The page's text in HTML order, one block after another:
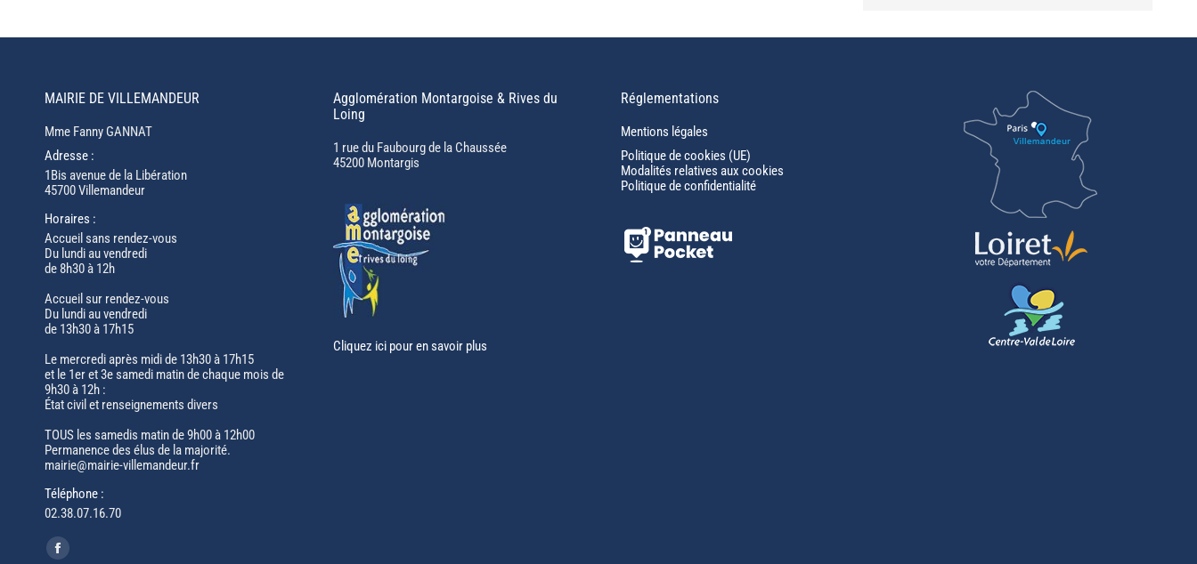
MAIRIE DE VILLEMANDEUR
Mme Fanny GANNAT
Adresse :
1Bis avenue de la Libération
45700 Villemandeur
Horaires :
Accueil sans rendez-vous
Du lundi au vendredi
de 8h30 à 12h
Accueil sur rendez-vous
Du lundi au vendredi
de 13h30 à 17h15
Le mercredi après midi de 13h30 à 17h15
et le 1er et 3e samedi matin de chaque mois de
9h30 à 12h :
État civil et renseignements divers
TOUS les samedis matin de 9h00 à 12h00
Permanence des élus de la majorité.
mairie@mairie-villemandeur.fr
Téléphone :
02.38.07.16.70
Trouvez nous sur :
Facebook
Agglomération Montargoise & Rives du
Loing
1 rue du Faubourg de la Chaussée
45200 Montargis
Cliquez ici pour en savoir plus
Réglementations
Mentions légales
Politique de cookies (UE)
Modalités relatives aux cookies
Politique de confidentialité